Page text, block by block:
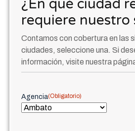
¿En qué ciudad
requiere nuestro
Contamos con cobertura en las
ciudades, seleccione una. Si
información, visite nuestra
Agencia(Obligatorio)